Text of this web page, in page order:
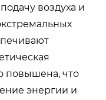
воздуха и
повышена, что
энергии и